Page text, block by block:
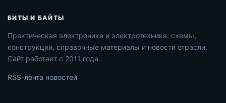
БИТЫ И БАЙТЫ
Практическая электроника и электротехника: схемы,
конструкции, справочные материалы и новости отрасли.
Сайт работает с 2011 года.
RSS-лента новостей